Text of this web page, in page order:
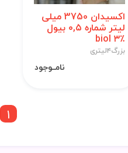
اکسیدان 3750 میلی
لیتر شماره ۰,۵ بیول
biol ۳٪
بزرگ۴لیتری
نامــوجود
1